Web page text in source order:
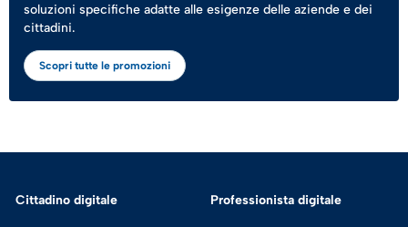
soluzioni specifiche adatte alle esigenze delle aziende e dei
cittadini.
Scopri tutte le promozioni
Cittadino digitale Professionista digitale